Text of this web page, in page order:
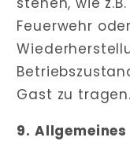
Feuerwehr
Gast zu tragen.
9. Allgemeines